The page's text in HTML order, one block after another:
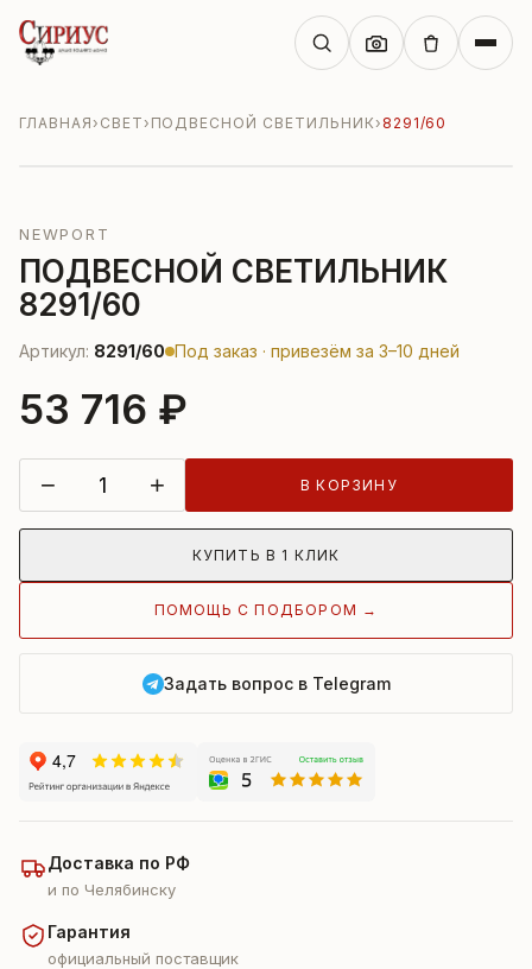
ГЛАВНАЯ› СВЕТ› ПОДВЕСНОЙ СВЕТИЛЬНИК› 8291/60
NEWPORT
ПОДВЕСНОЙ СВЕТИЛЬНИК
8291/60
Артикул: 8291/60 Под заказ · привезём за 3–10 дней
53 716 ₽
− + В КОРЗИНУ
КУПИТЬ В 1 КЛИК
ПОМОЩЬ С ПОДБОРОМ →
Задать вопрос в Telegram
Доставка по РФ
и по Челябинску
Гарантия
официальный поставщик